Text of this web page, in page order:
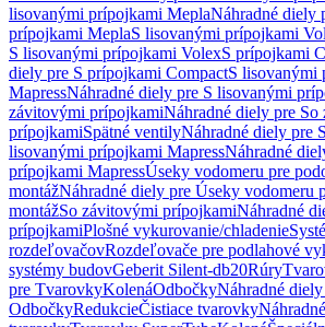
lisovanými prípojkami MeplaNáhradné diely
prípojkami MeplaS lisovanými prípojkami
S lisovanými prípojkami VolexS prípojkami
diely pre S prípojkami CompactS lisovanými
MapressNáhradné diely pre S lisovanými
závitovými prípojkamiNáhradné diely pre So
prípojkamiSpätné ventilyNáhradné diely pre
lisovanými prípojkami MapressNáhradné
prípojkami MapressÚseky vodomeru pre
montážNáhradné diely pre Úseky vodomeru
montážSo závitovými prípojkamiNáhradné
prípojkamiPlošné vykurovanie/chladenie
rozdeľovačovRozdeľovače pre podlahové
systémy budovGeberit Silent-db20Rúry
pre TvarovkyKolenáOdbočkyNáhradné
OdbočkyRedukcieČistiace tvarovky